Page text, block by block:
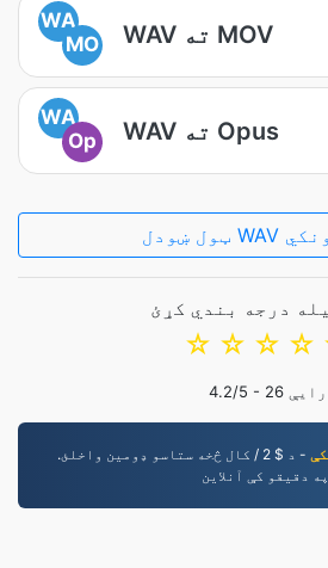
WA
MO
WAV ته MOV
WA
Op
WAV ته Opus
درجه بندي کړئ
☆
☆
☆
☆
4.2/5 - 26 رایې
- د $ 2 / کال څخه ستاسو ډومین واخلئ.